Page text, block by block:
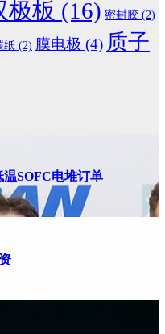
极板 (16) 密封胶 (2)
纸 (2) 膜电极 (4) 质子
SOFC电堆订单